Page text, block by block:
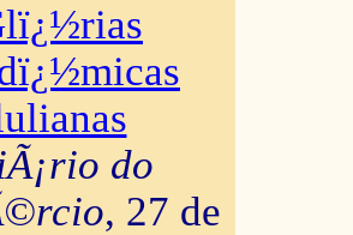
do
, 27 de